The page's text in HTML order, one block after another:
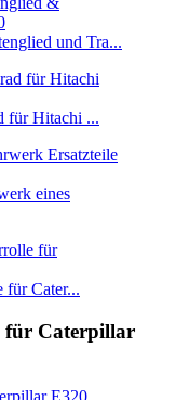
und Tra...
für Hitachi ...
eines
für Cater...
für Caterpillar